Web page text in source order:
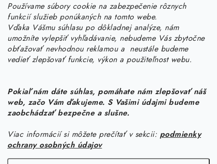
Používame súbory cookie na zabezpečenie rôznych
funkcií služieb ponúkaných na tomto webe.
Vďaka Vášmu súhlasu po dôkladnej analýze, nám
umožníte vylepšiť vyhľadávanie, nebudeme Vás zbytočne
obťažovať nevhodnou reklamou a neustále budeme
vedieť zlepšovať funkcie, výkon a použiteľnost webu.
Pokiaľ nám dáte súhlas, pomáhate nám zlepšovať náš
web, začo Vám ďakujeme. S Vašimi údajmi budeme
zaobchádzať bezpečne a slušne.
Viac informácií si môžete prečítať v sekcii: podmienky
ochrany osobných údajov
objednavky@kurin.sk
0950456469
Informácie pre vás
Náš príbeh od začiatku